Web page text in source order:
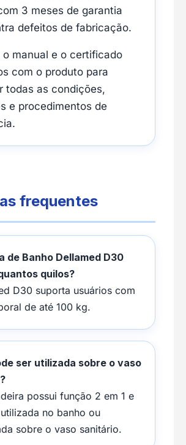
3 meses de garantia
defeitos de fabricação.
o manual e o certificado
com o produto para
todas as condições,
e procedimentos de
frequentes
de Banho Dellamed D30
quilos?
D30 suporta usuários com
de até 100 kg.
ser utilizada sobre o vaso
possui função 2 em 1 e
no banho ou
sobre o vaso sanitário.